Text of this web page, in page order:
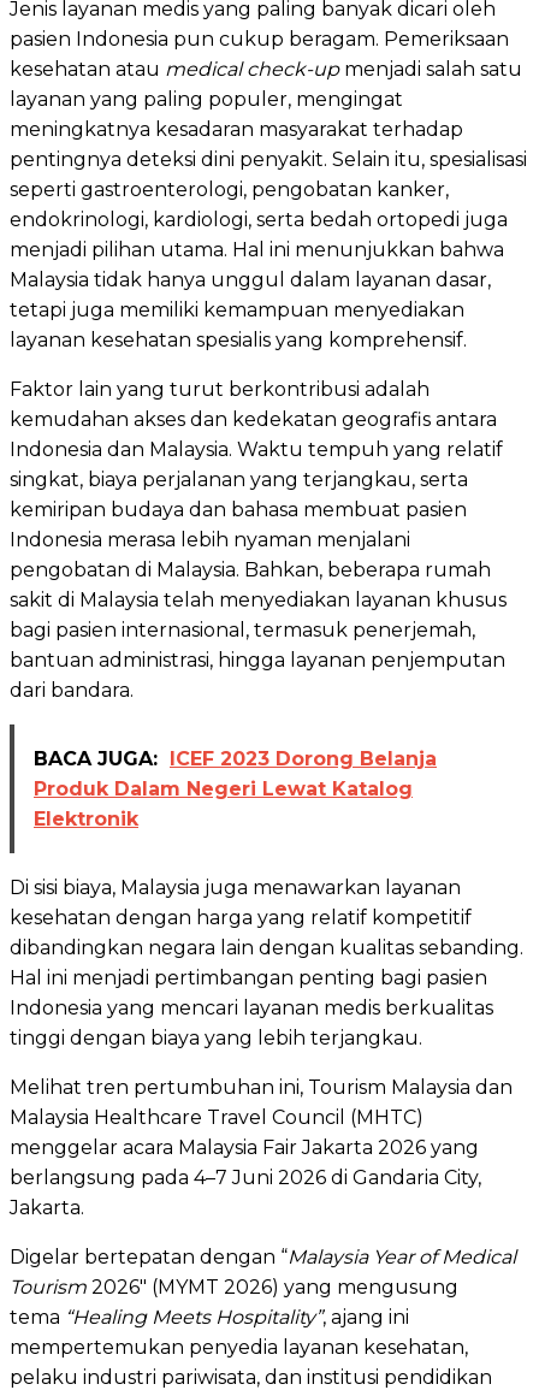
Jenis layanan medis yang paling banyak dicari oleh
pasien Indonesia pun cukup beragam. Pemeriksaan
kesehatan atau medical check-upmenjadi salah satu
layanan yang paling populer, mengingat
meningkatnya kesadaran masyarakat terhadap
pentingnya deteksi dini penyakit. Selain itu, spesialisasi
seperti gastroenterologi, pengobatan kanker,
endokrinologi, kardiologi, serta bedah ortopedi juga
menjadi pilihan utama. Hal ini menunjukkan bahwa
Malaysia tidak hanya unggul dalam layanan dasar,
tetapi juga memiliki kemampuan menyediakan
layanan kesehatan spesialis yang komprehensif.
Faktor lain yang turut berkontribusi adalah
kemudahan akses dan kedekatan geografis antara
Indonesia dan Malaysia. Waktu tempuh yang relatif
singkat, biaya perjalanan yang terjangkau, serta
kemiripan budaya dan bahasa membuat pasien
Indonesia merasa lebih nyaman menjalani
pengobatan di Malaysia. Bahkan, beberapa rumah
sakit di Malaysia telah menyediakan layanan khusus
bagi pasien internasional, termasuk penerjemah,
bantuan administrasi, hingga layanan penjemputan
dari bandara.
BACA JUGA: ICEF 2023 Dorong Belanja
Produk Dalam Negeri Lewat Katalog
Elektronik
Di sisi biaya, Malaysia juga menawarkan layanan
kesehatan dengan harga yang relatif kompetitif
dibandingkan negara lain dengan kualitas sebanding.
Hal ini menjadi pertimbangan penting bagi pasien
Indonesia yang mencari layanan medis berkualitas
tinggi dengan biaya yang lebih terjangkau.
Melihat tren pertumbuhan ini, Tourism Malaysia dan
Malaysia Healthcare Travel Council (MHTC)
menggelar acara Malaysia Fair Jakarta 2026 yang
berlangsung pada 4–7 Juni 2026 di Gandaria City,
Jakarta.
Digelar bertepatan dengan “Malaysia Year of Medical
Tourism 2026″ (MYMT 2026) yang mengusung
tema “Healing Meets Hospitality”, ajang ini
mempertemukan penyedia layanan kesehatan,
pelaku industri pariwisata, dan institusi pendidikan